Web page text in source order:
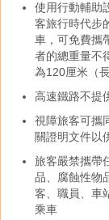
使用行動輔助
客旅行時代步
車，可免費攜
者的總重量不
為120厘米（
高速鐵路不提
視障旅客可攜
關證明文件以
旅客嚴禁攜帶
品、腐蝕性物
客、職員、車
乘車